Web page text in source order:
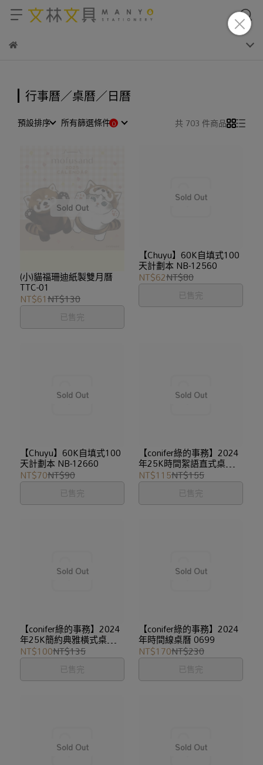
行事曆／桌曆／日曆
預設排序 所有篩選條件 共 703 件商品
(小)貓福珊迪紙製雙月曆
TTC-01
NT$61NT$130
已售完
【Chuyu】60K自填式100
天計劃本 NB-12560
NT$62NT$80
已售完
【Chuyu】60K自填式100
天計劃本 NB-12660
NT$70NT$90
已售完
【conifer綠的事務】2024
年25K時間絮語直式桌曆
0625
NT$115NT$155
已售完
【conifer綠的事務】2024
年25K簡約典雅橫式桌曆
0625
NT$100NT$135
已售完
【conifer綠的事務】2024
年時間線桌曆 0699
NT$170NT$230
已售完